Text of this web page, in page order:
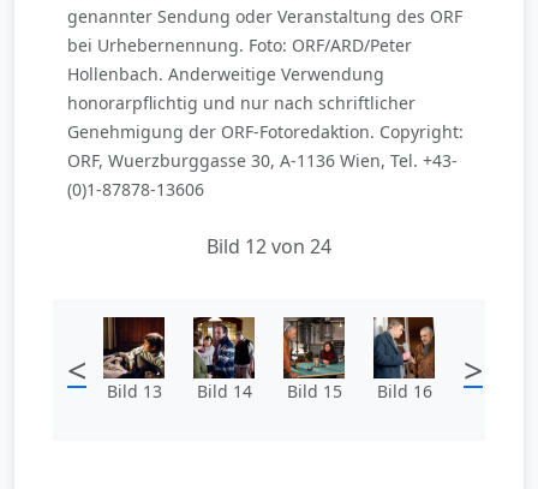
genannter Sendung oder Veranstaltung des ORF
bei Urhebernennung. Foto: ORF/ARD/Peter
Hollenbach. Anderweitige Verwendung
honorarpflichtig und nur nach schriftlicher
Genehmigung der ORF-Fotoredaktion. Copyright:
ORF, Wuerzburggasse 30, A-1136 Wien, Tel. +43-
(0)1-87878-13606
Bild 12 von 24
< Bild 13 Bild 14 Bild 15 Bild 16 >